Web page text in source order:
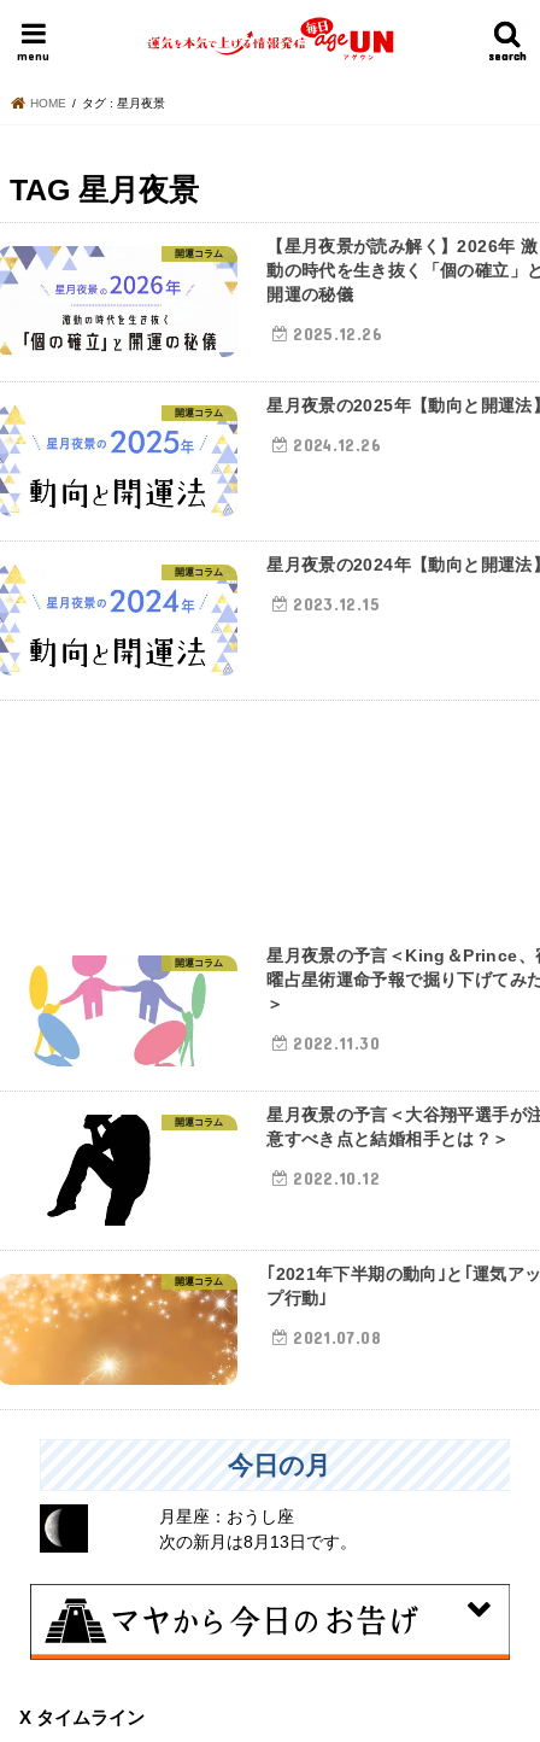
search
search
menu
HOME 明日の運勢ランキング 今週の運勢
HOME タグ : 星月夜景
TAG 星月夜景
開運コラム
【星月夜景が読み解く】2026年 激
動の時代を生き抜く「個の確立」
開運の秘儀
2025.12.26
開運コラム 星月夜景の2025年【動向と開運法
2024.12.26
開運コラム 星月夜景の2024年【動向と開運法
2023.12.15
開運コラム
星月夜景の予言＜King＆Prince、
曜占星術運命予報で掘り下げてみ
＞
2022.11.30
開運コラム
星月夜景の予言＜大谷翔平選手が
意すべき点と結婚相手とは？＞
2022.10.12
開運コラム
｢2021年下半期の動向｣と｢運気ア
プ行動｣
2021.07.08
今日の月
月星座：おうし座
次の新月は8月13日です。
伝統や歴史的な過去のやり方・道筋を踏襲する日。あな
X タイムライン